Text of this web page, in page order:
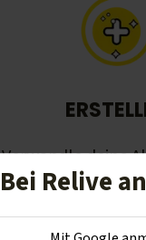
Verwandle deine
schöne
animierte 3D-
Bei Relive